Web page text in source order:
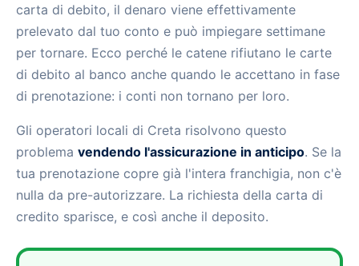
carta di debito, il denaro viene effettivamente
prelevato dal tuo conto e può impiegare settimane
per tornare. Ecco perché le catene rifiutano le carte
di debito al banco anche quando le accettano in fase
di prenotazione: i conti non tornano per loro.
Gli operatori locali di Creta risolvono questo
problema vendendo l'assicurazione in anticipo. Se la
tua prenotazione copre già l'intera franchigia, non c'è
nulla da pre-autorizzare. La richiesta della carta di
credito sparisce, e così anche il deposito.